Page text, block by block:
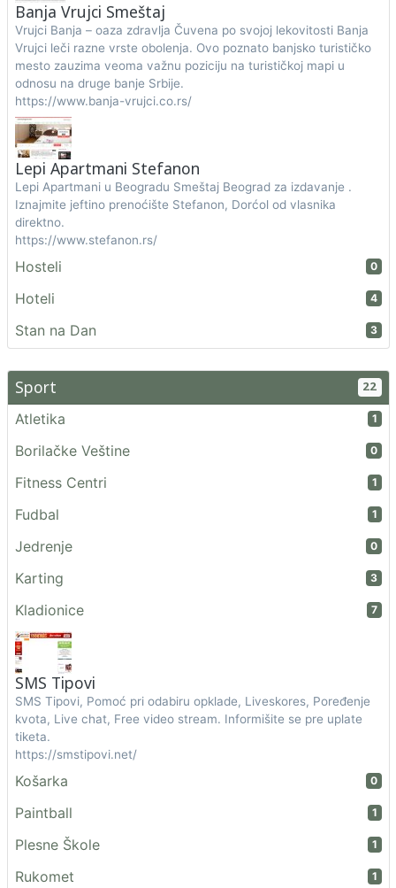
Banja Vrujci Smeštaj
Vrujci Banja – oaza zdravlja Čuvena po svojoj lekovitosti Banja
Vrujci leči razne vrste obolenja. Ovo poznato banjsko turističko
mesto zauzima veoma važnu poziciju na turističkoj mapi u
odnosu na druge banje Srbije.
https://www.banja-vrujci.co.rs/
Lepi Apartmani Stefanon
Lepi Apartmani u Beogradu Smeštaj Beograd za izdavanje .
Iznajmite jeftino prenoćište Stefanon, Dorćol od vlasnika
direktno.
https://www.stefanon.rs/
Hosteli 0
Hoteli 4
Stan na Dan 3
Sport 22
Atletika 1
Borilačke Veštine 0
Fitness Centri 1
Fudbal 1
Jedrenje 0
Karting 3
Kladionice 7
SMS Tipovi
SMS Tipovi, Pomoć pri odabiru opklade, Liveskores, Poređenje
kvota, Live chat, Free video stream. Informišite se pre uplate
tiketa.
https://smstipovi.net/
Košarka 0
Paintball 1
Plesne Škole 1
Rukomet 1